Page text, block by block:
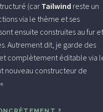
(car Tailwind reste un
via le thème et ses
ensuite construites au fur
Autrement dit, je garde des
complètement éditable via
nouveau constructeur de
«